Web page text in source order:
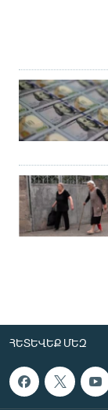
ՀԵՏԵՎԵՔ ՄԵԶ